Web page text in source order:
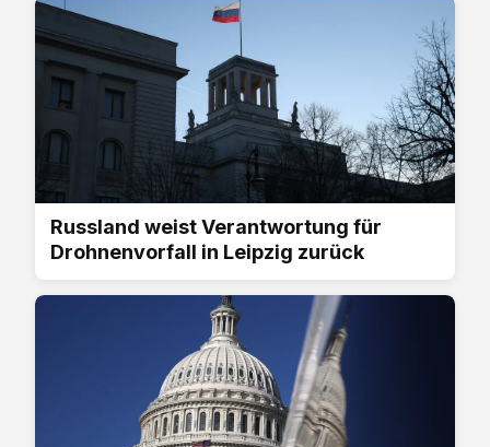
Russland weist Verantwortung für
Drohnenvorfall in Leipzig zurück